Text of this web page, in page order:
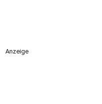
Anzeige